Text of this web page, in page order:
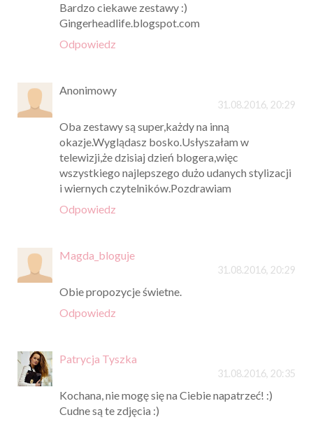
Bardzo ciekawe zestawy :)
Gingerheadlife.blogspot.com
Odpowiedz
Anonimowy
31.08.2016, 20:29
Oba zestawy są super,każdy na inną
okazje.Wyglądasz bosko.Usłyszałam w
telewizji,że dzisiaj dzień blogera,więc
wszystkiego najlepszego dużo udanych stylizacji
i wiernych czytelników.Pozdrawiam
Odpowiedz
Magda_bloguje
31.08.2016, 20:29
Obie propozycje świetne.
Odpowiedz
Patrycja Tyszka
31.08.2016, 20:35
Kochana, nie mogę się na Ciebie napatrzeć! :)
Cudne są te zdjęcia :)